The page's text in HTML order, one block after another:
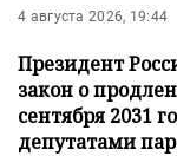
4 августа 2026, 19:44
Президент
закон о
сентября 2031
депутатами